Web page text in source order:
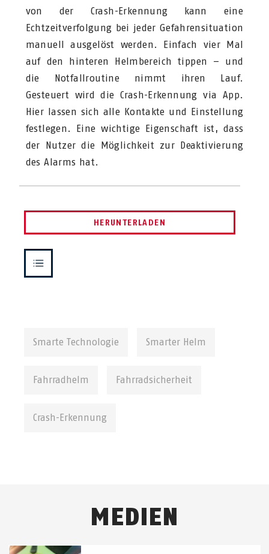
von der Crash-Erkennung kann eine
Echtzeitverfolgung bei jeder Gefahrensituation
manuell ausgelöst werden. Einfach vier Mal
auf den hinteren Helmbereich tippen – und
die Notfallroutine nimmt ihren Lauf.
Gesteuert wird die Crash-Erkennung via App.
Hier lassen sich alle Kontakte und Einstellung
festlegen. Eine wichtige Eigenschaft ist, dass
der Nutzer die Möglichkeit zur Deaktivierung
des Alarms hat.
HERUNTERLADEN
Smarte Technologie Smarter Helm
Fahrradhelm Fahrradsicherheit
Crash-Erkennung
MEDIEN